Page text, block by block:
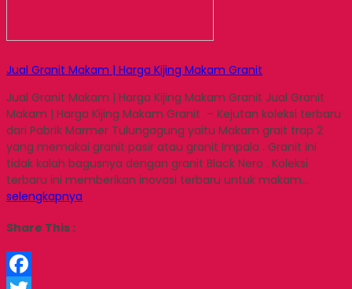
Jual Granit Makam | Harga Kijing Makam Granit
Jual Granit Makam | Harga Kijing Makam Granit Jual Granit
Makam | Harga Kijing Makam Granit – Kejutan koleksi terbaru
dari Pabrik Marmer Tulungagung yaitu Makam grait trap 2
yang memakai granit pasir atau granit Impala . Granit ini
tidak kalah bagusnya dengan granit Black Nero . Koleksi
terbaru ini memberikan inovasi terbaru untuk makam…
selengkapnya
Share This :